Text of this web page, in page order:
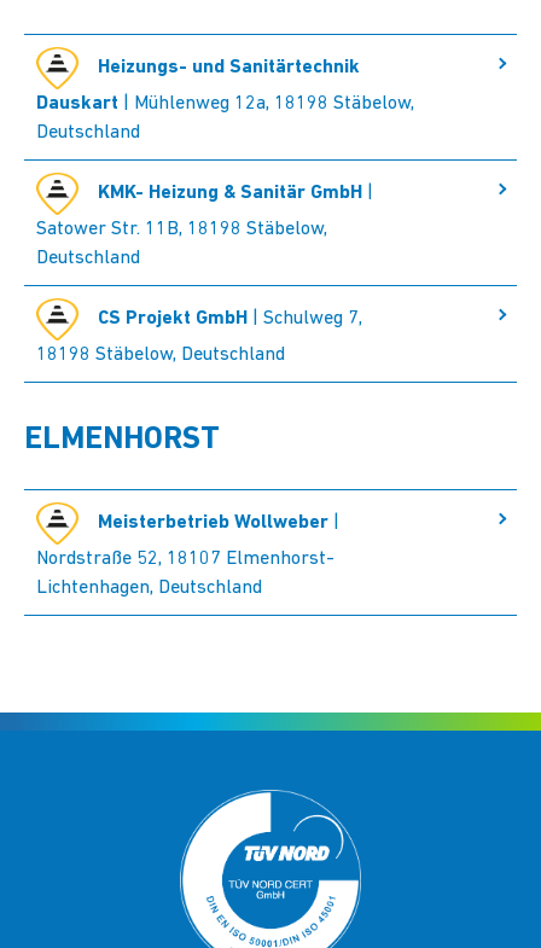
Heizungs- und Sanitärtechnik
Dauskart | Mühlenweg 12a, 18198 Stäbelow,
Deutschland
KMK- Heizung & Sanitär GmbH
Satower Str. 11B, 18198 Stäbelow,
Deutschland
CS Projekt GmbH | Schulweg 7,
18198 Stäbelow, Deutschland
ELMENHORST
Meisterbetrieb Wollweber
Nordstraße 52, 18107 Elmenhorst-
Lichtenhagen, Deutschland